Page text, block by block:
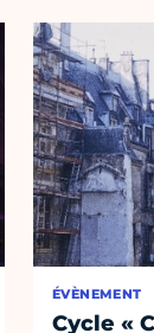
ÉVÈNEMENT
Cycle «